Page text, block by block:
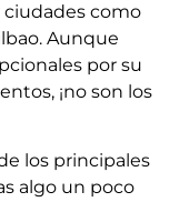
como
Aunque
por su
¡no son los
los principales
algo un poco